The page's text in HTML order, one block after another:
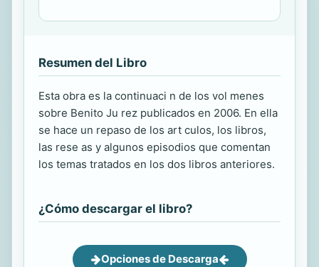
Resumen del Libro
Esta obra es la continuaci n de los vol menes
sobre Benito Ju rez publicados en 2006. En ella
se hace un repaso de los art culos, los libros,
las rese as y algunos episodios que comentan
los temas tratados en los dos libros anteriores.
¿Cómo descargar el libro?
Opciones de Descarga